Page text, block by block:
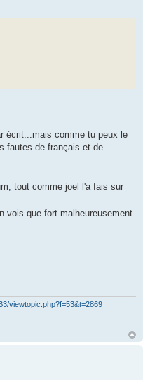
écrit...mais comme tu peux le
fautes de français et de
tout comme joel l'a fais sur
vois que fort malheureusement
viewtopic.php?f=53&t=2869